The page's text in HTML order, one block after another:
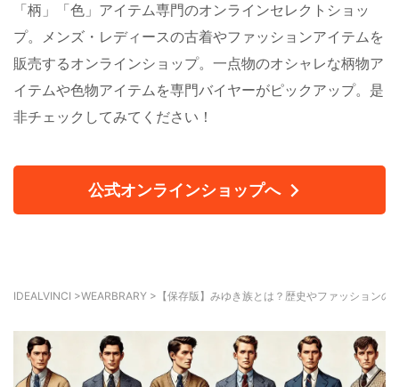
「柄」「色」アイテム専門のオンラインセレクトショッ
プ。メンズ・レディースの古着やファッションアイテムを
販売するオンラインショップ。一点物のオシャレな柄物ア
イテムや色物アイテムを専門バイヤーがピックアップ。是
非チェックしてみてください！
公式オンラインショップへ
IDEALVINCI >WEARBRARY > 【保存版】みゆき族とは？歴史やファッションの